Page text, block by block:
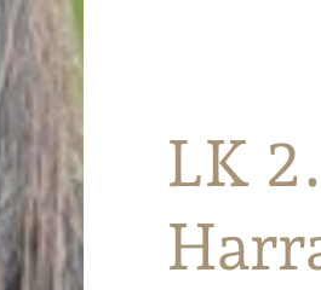
Parkanon Ratsastajat
LK